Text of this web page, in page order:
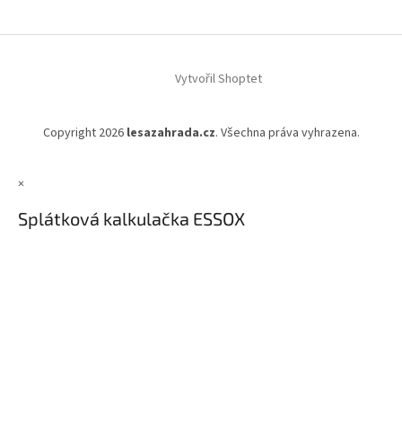
Vytvořil Shoptet
Copyright 2026 lesazahrada.cz. Všechna práva vyhrazena.
×
Splátková kalkulačka ESSOX